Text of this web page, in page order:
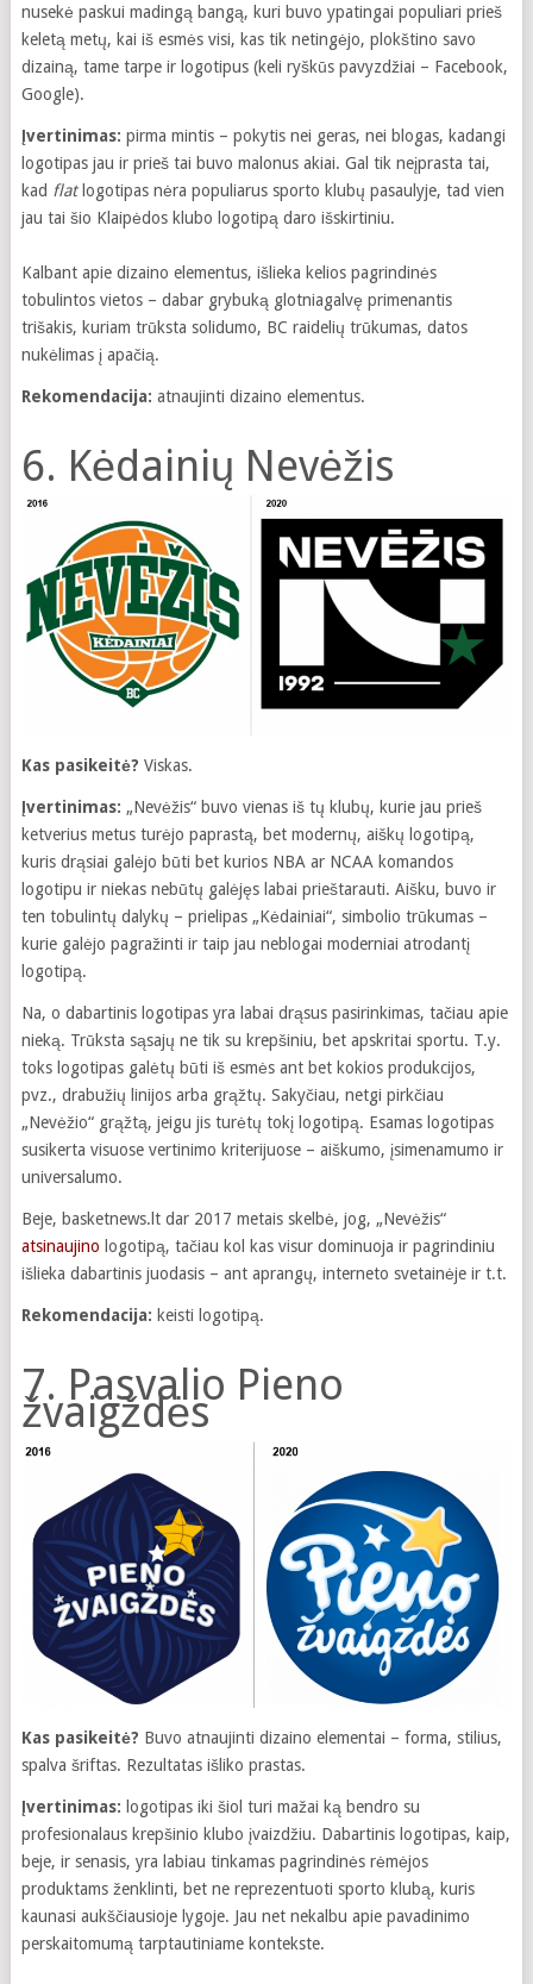
nusekė paskui madingą bangą, kuri buvo ypatingai populiari prieš
keletą metų, kai iš esmės visi, kas tik netingėjo, plokštino savo
dizainą, tame tarpe ir logotipus (keli ryškūs pavyzdžiai – Facebook,
Google).
Įvertinimas: pirma mintis – pokytis nei geras, nei blogas, kadangi
logotipas jau ir prieš tai buvo malonus akiai. Gal tik neįprasta tai,
kad flatlogotipas nėra populiarus sporto klubų pasaulyje, tad vien
jau tai šio Klaipėdos klubo logotipą daro išskirtiniu.
Kalbant apie dizaino elementus, išlieka kelios pagrindinės
tobulintos vietos – dabar grybuką glotniagalvę primenantis
trišakis, kuriam trūksta solidumo, BC raidelių trūkumas, datos
nukėlimas į apačią.
Rekomendacija: atnaujinti dizaino elementus.
6. Kėdainių Nevėžis
Kas pasikeitė? Viskas.
Įvertinimas: „Nevėžis“ buvo vienas iš tų klubų, kurie jau prieš
ketverius metus turėjo paprastą, bet modernų, aiškų logotipą,
kuris drąsiai galėjo būti bet kurios NBA ar NCAA komandos
logotipu ir niekas nebūtų galėjęs labai prieštarauti. Aišku, buvo ir
ten tobulintų dalykų – prielipas „Kėdainiai“, simbolio trūkumas –
kurie galėjo pagražinti ir taip jau neblogai moderniai atrodantį
logotipą.
Na, o dabartinis logotipas yra labai drąsus pasirinkimas, tačiau apie
nieką. Trūksta sąsajų ne tik su krepšiniu, bet apskritai sportu. T.y.
toks logotipas galėtų būti iš esmės ant bet kokios produkcijos,
pvz., drabužių linijos arba grąžtų. Sakyčiau, netgi pirkčiau
„Nevėžio“ grąžtą, jeigu jis turėtų tokį logotipą. Esamas logotipas
susikerta visuose vertinimo kriterijuose – aiškumo, įsimenamumo ir
universalumo.
Beje, basketnews.lt dar 2017 metais skelbė, jog, „Nevėžis“
atsinaujino logotipą, tačiau kol kas visur dominuoja ir pagrindiniu
išlieka dabartinis juodasis – ant aprangų, interneto svetainėje ir t.t.
Rekomendacija: keisti logotipą.
7. Pasvalio Pieno
žvaigždės
Kas pasikeitė? Buvo atnaujinti dizaino elementai – forma, stilius,
spalva šriftas. Rezultatas išliko prastas.
Įvertinimas: logotipas iki šiol turi mažai ką bendro su
profesionalaus krepšinio klubo įvaizdžiu. Dabartinis logotipas, kaip,
beje, ir senasis, yra labiau tinkamas pagrindinės rėmėjos
produktams ženklinti, bet ne reprezentuoti sporto klubą, kuris
kaunasi aukščiausioje lygoje. Jau net nekalbu apie pavadinimo
perskaitomumą tarptautiniame kontekste.